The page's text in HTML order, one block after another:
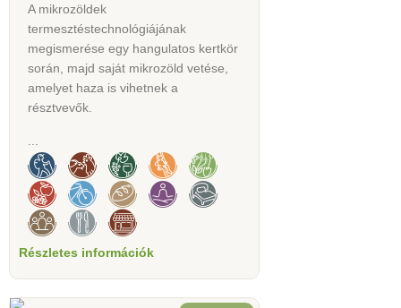
A mikrozöldek
termesztéstechnológiájának
megismerése egy hangulatos kertkör
során, majd saját mikrozöld vetése,
amelyet haza is vihetnek a
résztvevők.
Részletes információk